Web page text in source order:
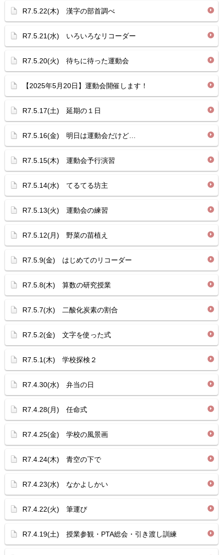
R7.5.22(木) 漢字の部首調べ
R7.5.21(水) いろいろなリコーダー
R7.5.20(火) 待ちに待った運動会
【2025年5月20日】運動会開催します！
R7.5.17(土) 延期の１日
R7.5.16(金) 明日は運動会だけど…
R7.5.15(木) 運動会予行演習
R7.5.14(水) てるてる坊主
R7.5.13(火) 運動会の練習
R7.5.12(月) 野菜の苗植え
R7.5.9(金) はじめてのリコーダー
R7.5.8(木) 算数の研究授業
R7.5.7(水) 二酸化炭素の割合
R7.5.2(金) 文字を使った式
R7.5.1(木) 学校探検２
R7.4.30(水) 弁当の日
R7.4.28(月) 任命式
R7.4.25(金) 学校の風景画
R7.4.24(木) 青空の下で
R7.4.23(水) なかよしかい
R7.4.22(火) 筆運び
R7.4.19(土) 授業参観・PTA総会・引き渡し訓練